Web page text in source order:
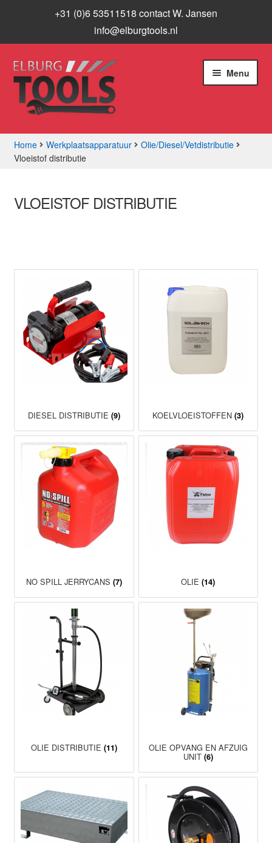
+31 (0)6 53511518 contact W. Jansen
info@elburgtools.nl
Ga
door
naar
navigatie
Ga
naar
inhoud
Menu
Assortiment
Aanbiedingen
Home Werkplaatsapparatuur
Olie/Diesel/Vetdistributie
Vloeistof distributie
VLOEISTOF DISTRIBUTIE
DIESEL DISTRIBUTIE (9) KOELVLOEISTOFFEN(3)
NO SPILL JERRYCANS (7) OLIE(14)
OLIE DISTRIBUTIE (11) OLIE OPVANG EN AFZUIG
UNIT (6)